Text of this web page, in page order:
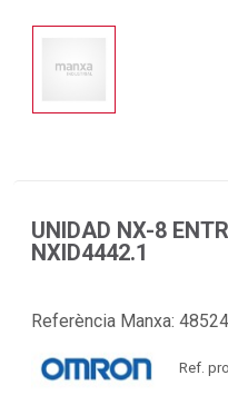
UNIDAD NX-8
NXID4442.1
Referència Manxa:
Ref.